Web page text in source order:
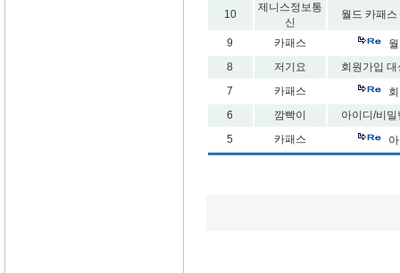
10
제니스정보통
신
월드 카패
9 카패스
8
저기요
회원가입
7
카패스
6
깜빡이
아이디/비
5
카패스